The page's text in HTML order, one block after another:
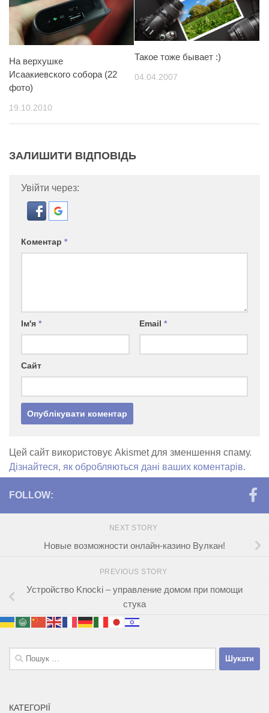
На верхушке
Исаакиевского собора (22
фото)
19.10.2010
Такое тоже бывает :)
04.04.2007
ЗАЛИШИТИ ВІДПОВІДЬ
Увійти через:
Коментар *
Ім'я * Email *
Сайт
Цей сайт використовує Akismet для зменшення спаму.
Дізнайтеся, як обробляються дані ваших коментарів.
FOLLOW:
NEXT STORY
Новые возможности онлайн-казино Вулкан!
PREVIOUS STORY
Устройство Knocki – управление домом при помощи
стука
Пошук:
КАТЕГОРІЇ